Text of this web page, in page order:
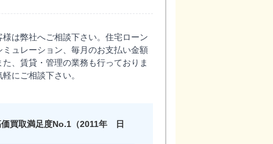
は弊社へご相談下さい。住宅ローン
ュレーション、毎月のお支払い金額
、賃貸・管理の業務も行っておりま
にご相談下さい。
買取満足度No.1（2011年 日